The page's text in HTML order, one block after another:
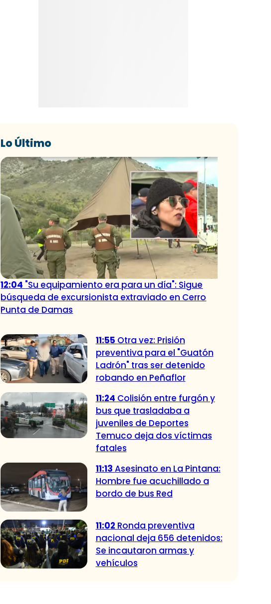
Lo Último
12:04 "Su equipamiento era para un día": Sigue
búsqueda de excursionista extraviado en Cerro
Punta de Damas
11:55 Otra vez: Prisión
preventiva para el "Guatón
Ladrón" tras ser detenido
robando en Peñaflor
11:24 Colisión entre furgón y
bus que trasladaba a
juveniles de Deportes
Temuco deja dos víctimas
fatales
11:13 Asesinato en La Pintana:
Hombre fue acuchillado a
bordo de bus Red
11:02 Ronda preventiva
nacional deja 656 detenidos:
Se incautaron armas y
vehículos